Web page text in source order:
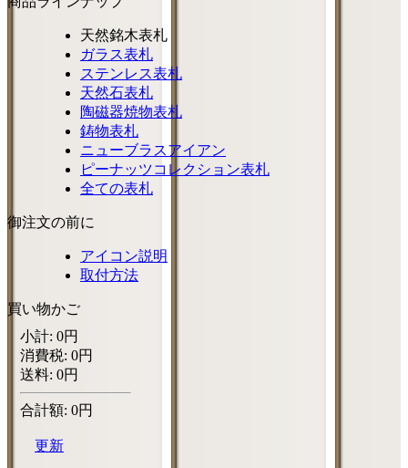
天然銘木表札
ガラス表札
ステンレス表札
天然石表札
陶磁器焼物表札
鋳物表札
ニューブラスアイアン
ピーナッツコレクション表札
全ての表札
御注文の前に
アイコン説明
取付方法
買い物かご